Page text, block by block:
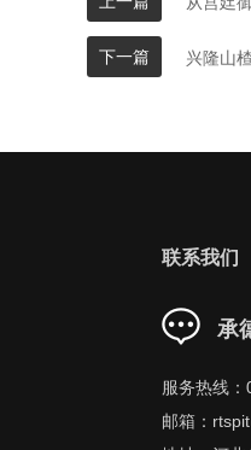
下一篇 兴隆山
联系我们
承
服务热线
邮箱：